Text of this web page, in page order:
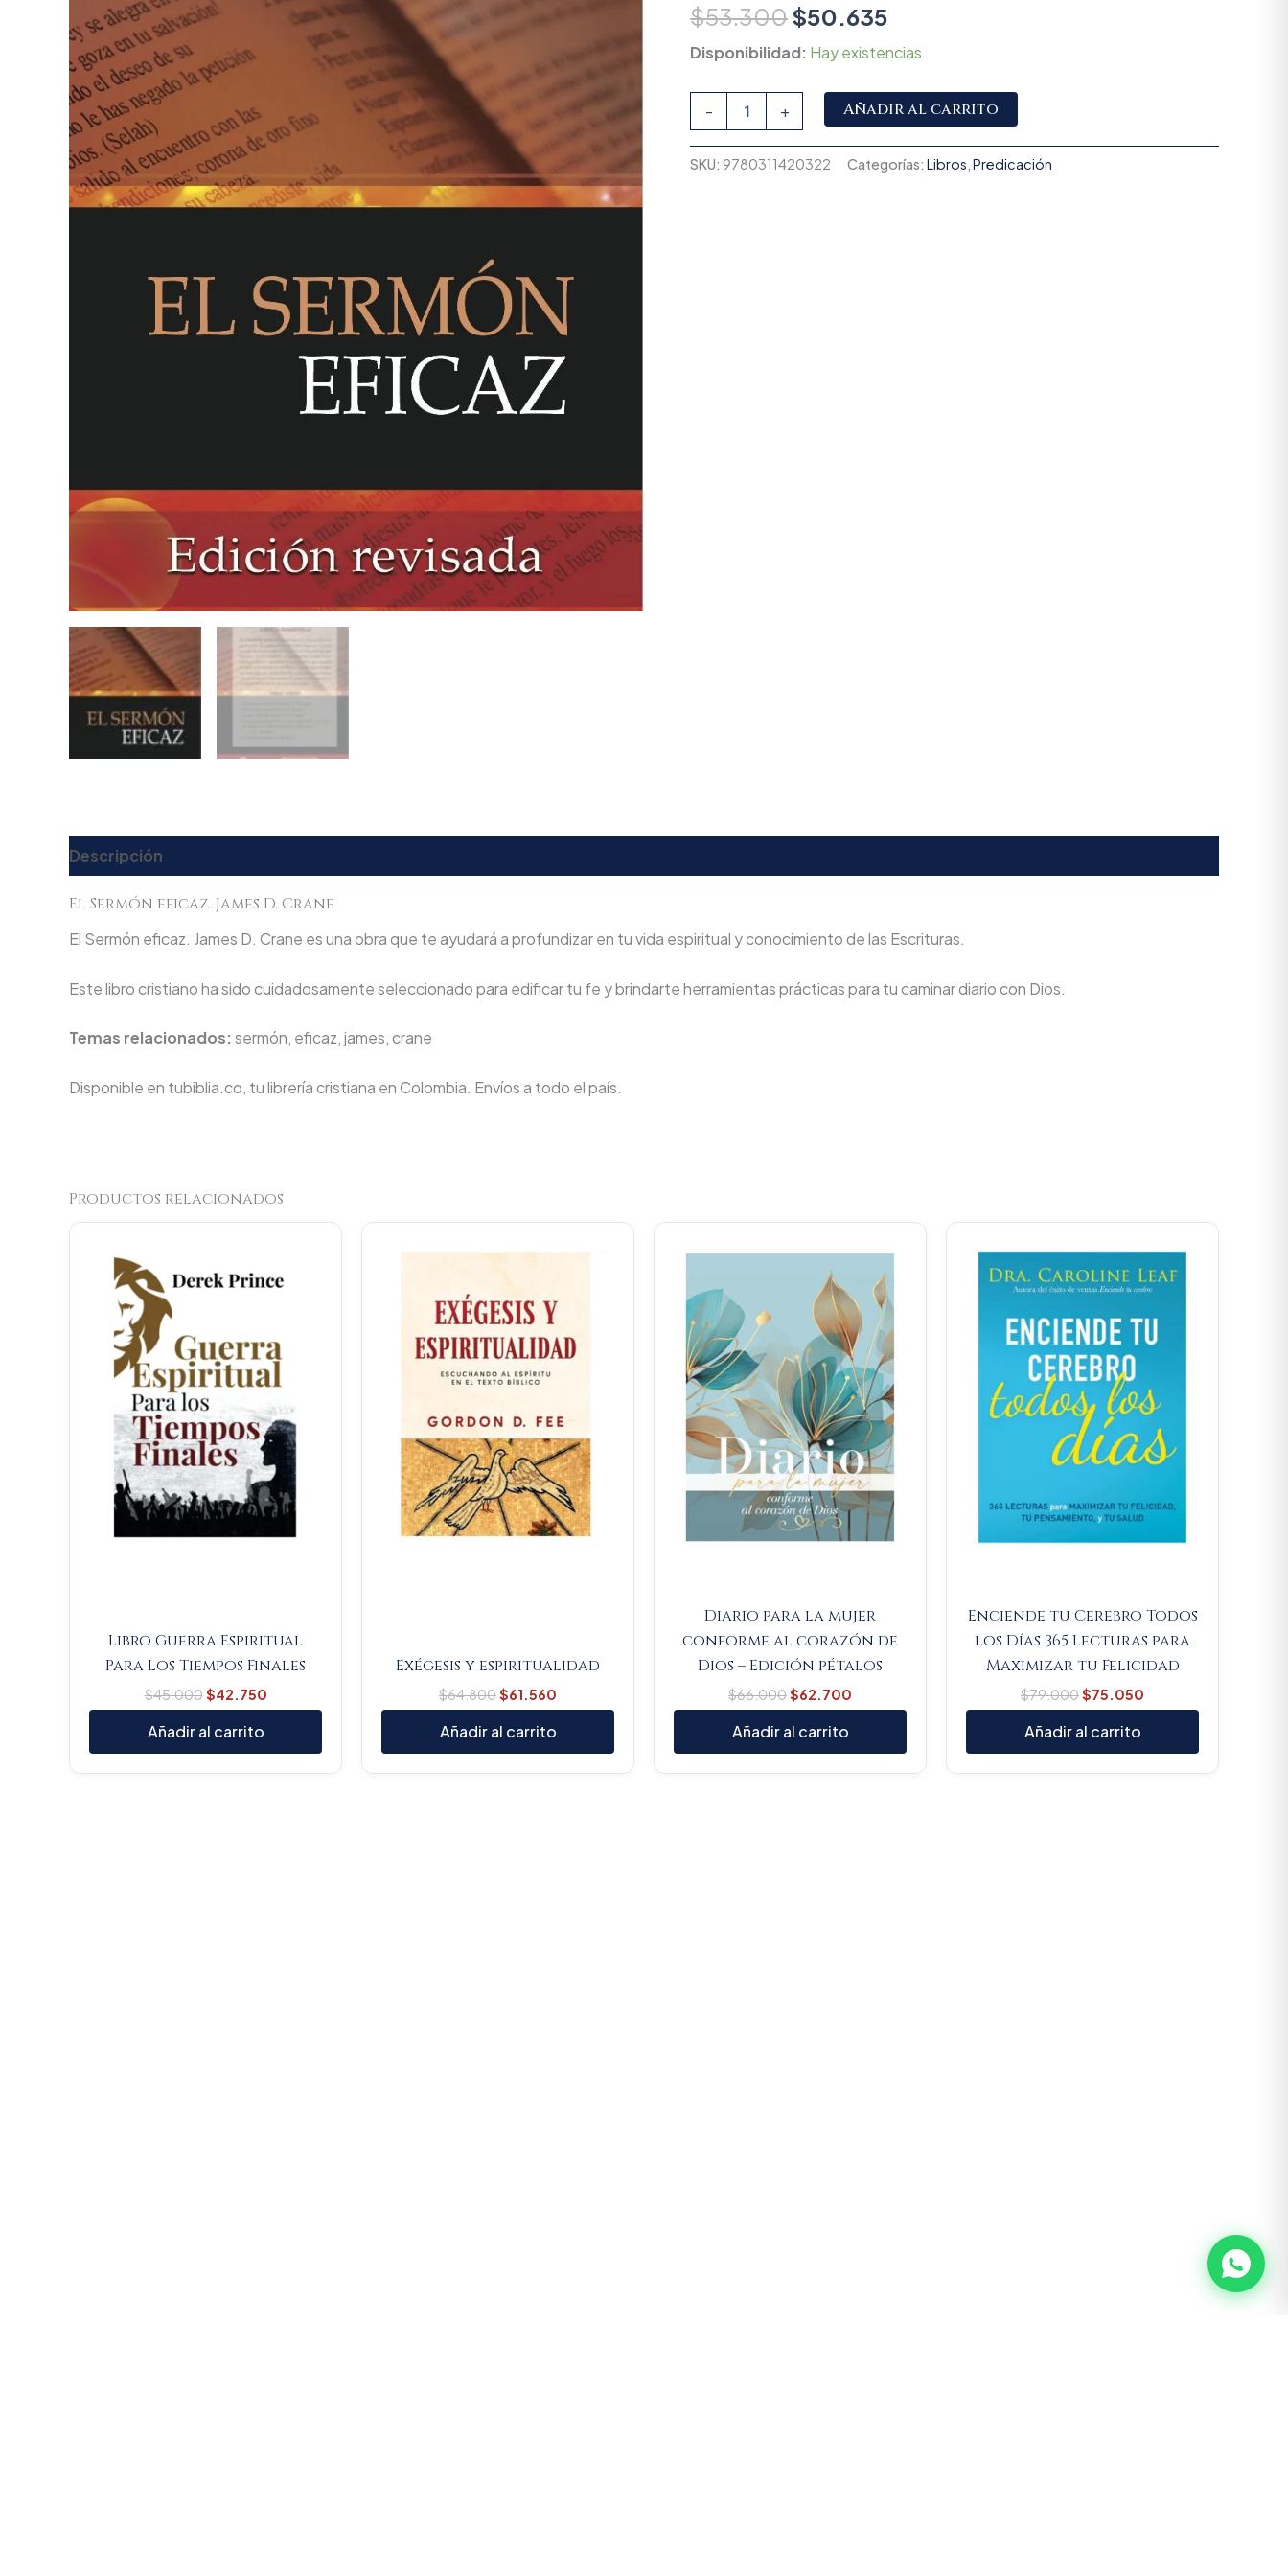
$53.300$50.635
Disponibilidad: Hay existencias
- + Añadir al carrito
SKU: 9780311420322 Categorías: Libros,Predicación
Descripción
El Sermón eficaz. James D. Crane
El Sermón eficaz. James D. Crane es una obra que te ayudará a profundizar en tu vida espiritual y conocimiento de las Escrituras.
Este libro cristiano ha sido cuidadosamente seleccionado para edificar tu fe y brindarte herramientas prácticas para tu caminar diario con Dios.
Temas relacionados: sermón, eficaz, james, crane
Disponible en tubiblia.co, tu librería cristiana en Colombia. Envíos a todo el país.
Productos relacionados
Libro Guerra Espiritual
Para Los Tiempos Finales
$45.000
$45.000.
$42.750
$42.750.
Añadir al carrito
Exégesis y espiritualidad
$64.800
price
$61.560
Añadir al carrito
Diario para la mujer
conforme al corazón de
Dios – Edición pétalos
$66.000
$66.000.
$62.700
$62.700.
Añadir al carrito
Enciende tu Cerebro Todos
los Días 365 Lecturas para
Maximizar tu Felicidad
$79.000
price
was:
$79.000.
$75.050
price
is:
$75.050.
Añadir al carrito